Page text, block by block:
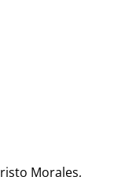
Morales,